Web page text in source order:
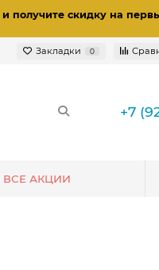
и получите скидку на
Закладки 0
+7
ВСЕ АКЦИИ